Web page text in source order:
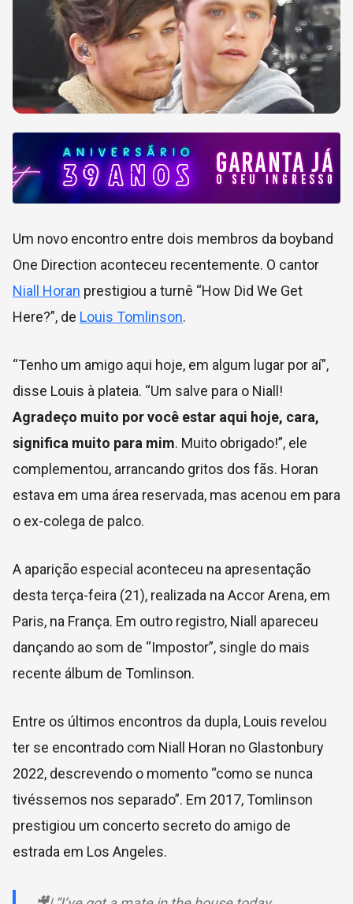
Um novo encontro entre dois membros da boyband
One Direction aconteceu recentemente. O cantor
Niall Horan prestigiou a turnê “How Did We Get
Here?”, de Louis Tomlinson.
“Tenho um amigo aqui hoje, em algum lugar por aí”,
disse Louis à plateia. “Um salve para o Niall!
Agradeço muito por você estar aqui hoje, cara,
significa muito para mim. Muito obrigado!”, ele
complementou, arrancando gritos dos fãs. Horan
estava em uma área reservada, mas acenou em para
o ex-colega de palco.
A aparição especial aconteceu na apresentação
desta terça-feira (21), realizada na Accor Arena, em
Paris, na França. Em outro registro, Niall apareceu
dançando ao som de “Impostor”, single do mais
recente álbum de Tomlinson.
Entre os últimos encontros da dupla, Louis revelou
ter se encontrado com Niall Horan no Glastonbury
2022, descrevendo o momento “como se nunca
tivéssemos nos separado”. Em 2017, Tomlinson
prestigiou um concerto secreto do amigo de
estrada em Los Angeles.